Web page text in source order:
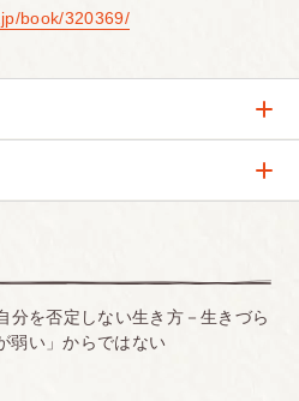
book/320369/
ドバイス』シリーズを執筆する心
ろからHSPの情報を得てきまし
いると思いました。大人のHSPと
の自分にとっても、ドンピシャ...
分を否定しない生き方－生きづら
弱い」からではない